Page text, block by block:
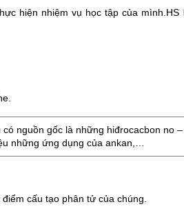
hiện nhiệm vụ học tập của
nguồn gốc là những hiđrocacbon no –
những ứng dụng của ankan,…
cấu tạo phân tử của chúng.